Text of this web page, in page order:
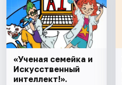
«Ученая семейка и
Искусственный
интеллект!».